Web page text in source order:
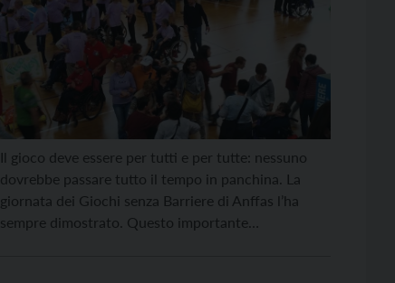
Il gioco deve essere per tutti e per tutte: nessuno
dovrebbe passare tutto il tempo in panchina. La
giornata dei Giochi senza Barriere di Anffas l’ha
sempre dimostrato. Questo importante